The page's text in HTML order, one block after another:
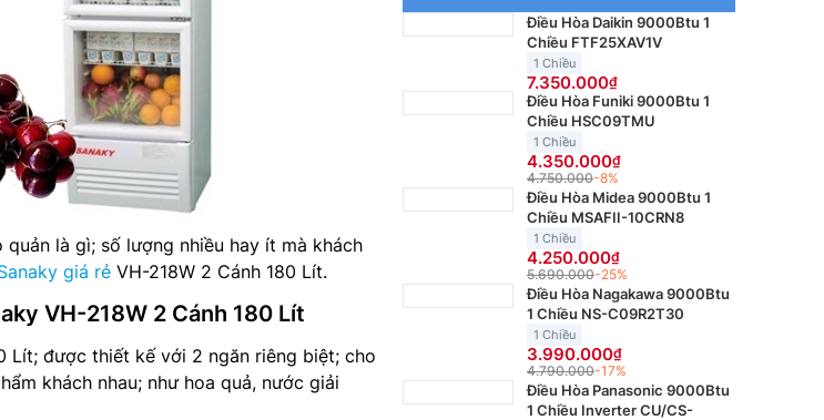
là gì; số lượng nhiều hay ít mà khách
giá rẻ VH-218W 2 Cánh 180 Lít.
VH-218W 2 Cánh 180 Lít
Lít; được thiết kế với 2 ngăn riêng biệt; cho
khách nhau; như hoa quả, nước giải
Điều Hòa Daikin 9000Btu 1
Chiều FTF25XAV1V
1 Chiều
7.350.000
Điều Hòa Funiki 9000Btu 1
Chiều HSC09TMU
1 Chiều
4.350.000
4.750.000-8%
Điều Hòa Midea 9000Btu 1
Chiều MSAFII-10CRN8
1 Chiều
4.250.000
5.690.000-25%
Điều Hòa Nagakawa 9000Btu
1 Chiều NS-C09R2T30
1 Chiều
3.990.000
4.790.000-17%
Điều Hòa Panasonic 9000Btu
1 Chiều Inverter CU/CS-